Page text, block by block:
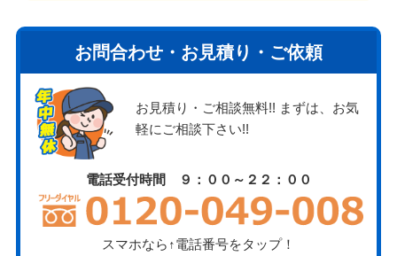
お問合わせ・お見積り・ご依頼
お見積り・ご相談無料!! まずは、お気
軽にご相談下さい!!
電話受付時間 ９：００～２２：００
スマホなら↑電話番号をタップ！